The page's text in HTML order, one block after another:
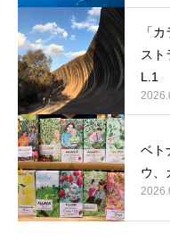
「
スト
L.1
ベト
ウ、